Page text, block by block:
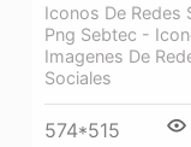
Iconos De Redes
Png Sebtec -
Imagenes De
Sociales
574*515